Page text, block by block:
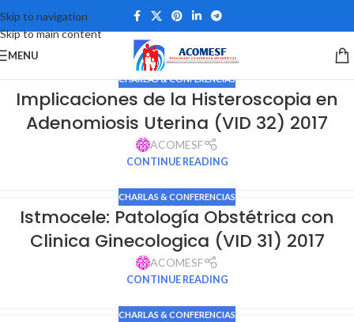
Skip to navigation
Skip to main content
MENU
CHARLAS & CONFERENCIAS
Implicaciones de la Histeroscopia en
Adenomiosis Uterina (VID 32) 2017
ACOMESF
CONTINUE READING
CHARLAS & CONFERENCIAS
Istmocele: Patología Obstétrica con
Clinica Ginecologica (VID 31) 2017
ACOMESF
CONTINUE READING
CHARLAS & CONFERENCIAS